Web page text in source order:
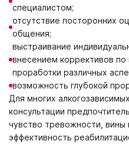
специалистом;
отсутствие посторонних
общения;
выстраивание
внесением коррективов
проработки различных
возможность глубокой
Для многих
консультации
чувство тревожности,
эффективность